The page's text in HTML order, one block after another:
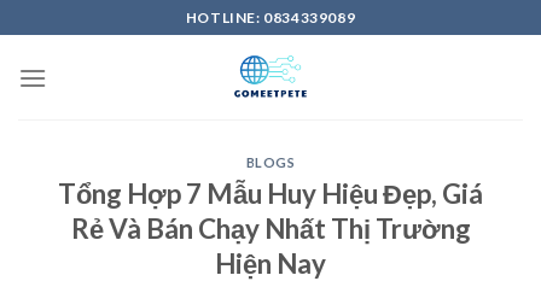
content
HOTLINE: 0834339089
BLOGS
Tổng Hợp 7 Mẫu Huy Hiệu Đẹp, Giá
Rẻ Và Bán Chạy Nhất Thị Trường
Hiện Nay